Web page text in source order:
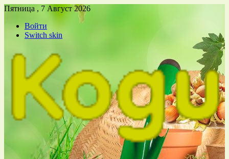
Пятница , 7 Август 2026
Войти
Switch skin